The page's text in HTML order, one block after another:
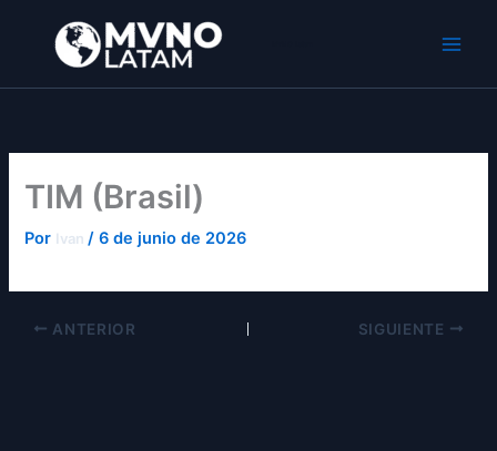
contenido
TIM (Brasil)
Por Ivan/6 de junio de 2026
ANTERIOR SIGUIENTE